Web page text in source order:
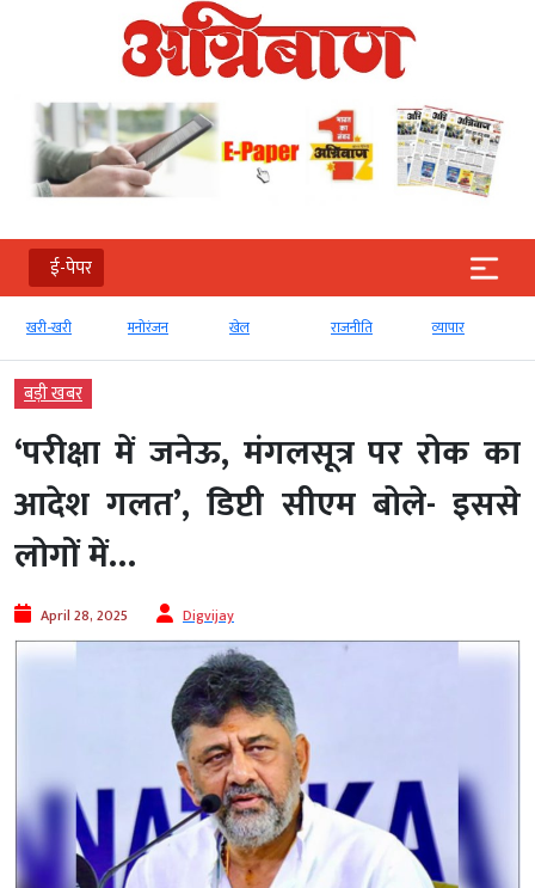
ई-पेपर
खरी-खरी मनोरंजन खेल राजनीति व्‍यापार
बड़ी खबर
‘परीक्षा में जनेऊ, मंगलसूत्र पर रोक का
आदेश गलत’, डिप्टी सीएम बोले- इससे
लोगों में…
April 28, 2025 Digvijay